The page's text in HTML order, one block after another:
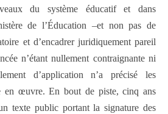
du système éducatif et dans
de l’Éducation –et non pas de
et d’encadrer juridiquement pareil
n’étant nullement contraignante ni
d’application n’a précisé les
en œuvre. En bout de piste, cinq ans
texte public portant la signature des